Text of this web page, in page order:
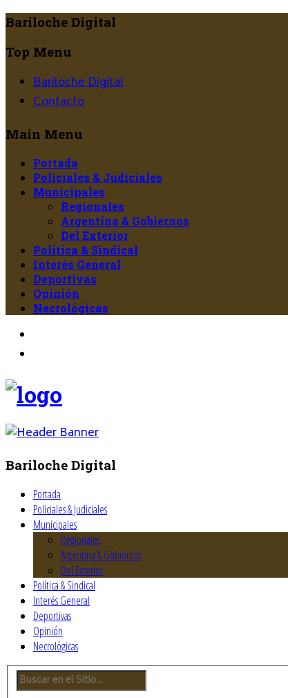
Bariloche Digital
Top Menu
Bariloche Digital
Contacto
Main Menu
Portada
Policiales & Judiciales
Municipales
Regionales
Argentina & Gobiernos
Del Exterior
Política & Sindical
Interés General
Deportivas
Opinión
Necrológicas
Bariloche Digital
Portada
Policiales & Judiciales
Municipales
Regionales
Argentina & Gobiernos
Del Exterior
Política & Sindical
Interés General
Deportivas
Opinión
Necrológicas